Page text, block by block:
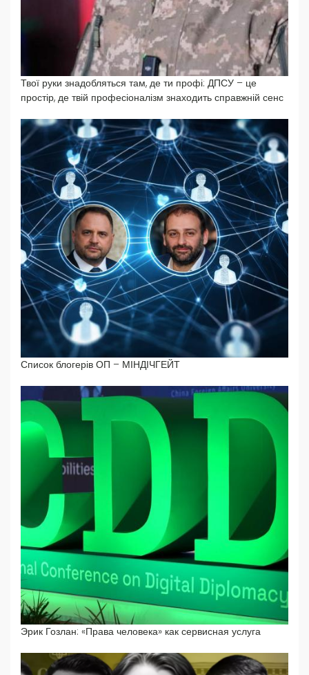
Твої руки знадобляться там, де ти профі: ДПСУ – це
простір, де твій професіоналізм знаходить справжній сенс
Список блогерів ОП – МІНДІЧГЕЙТ
Эрик Гозлан: «Права человека» как сервисная услуга